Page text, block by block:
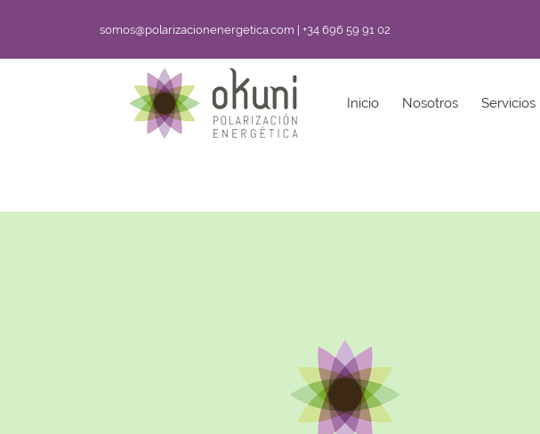
somos@polarizacionenergetica.com | +34 696 59 91 02
Inicio Nosotros Servicios